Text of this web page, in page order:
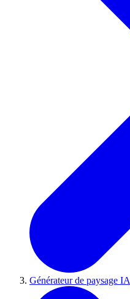
Générateur de paysage IA